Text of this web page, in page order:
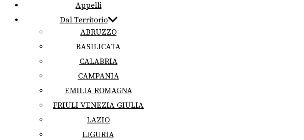
Appelli
Dal Territorio
ABRUZZO
BASILICATA
CALABRIA
CAMPANIA
EMILIA ROMAGNA
FRIULI VENEZIA GIULIA
LAZIO
LIGURIA